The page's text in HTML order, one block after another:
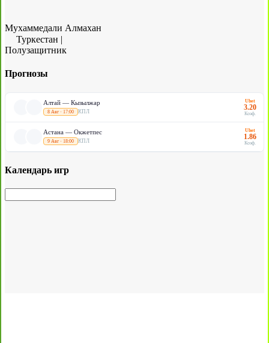
Мухаммедали Алмахан
Туркестан |
Полузащитник
Прогнозы
Алтай — Кызылжар
8 Авг · 17:00 КПЛ
Ubet
3.20
Коэф.
Астана — Окжетпес
9 Авг · 18:00 КПЛ
Ubet
1.86
Коэф.
Календарь игр